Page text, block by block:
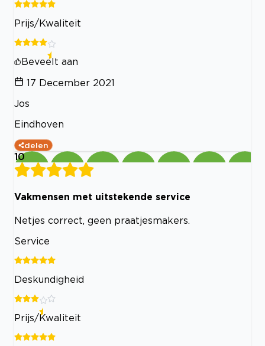
Prijs/Kwaliteit
Beveelt aan
17 December 2021
Jos
Eindhoven
delen
10
Vakmensen met uitstekende service
Netjes correct, geen praatjesmakers.
Service
Deskundigheid
Prijs/Kwaliteit